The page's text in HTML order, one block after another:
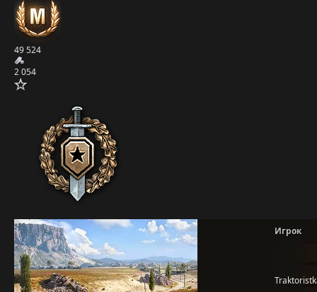
49 524
2 054
Игрок